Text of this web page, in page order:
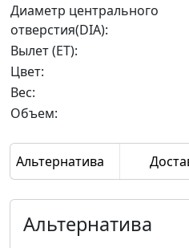
Диаметр центрального
отверстия(DIA):
Вылет (ET):
Цвет:
Вес:
Объем:
Альтернатива
Альтернатива